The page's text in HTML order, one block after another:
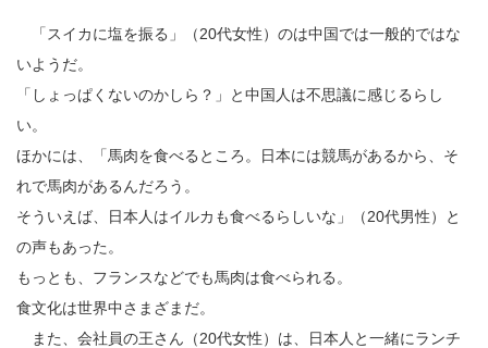
「スイカに塩を振る」（20代女性）のは中国では一般的ではな
いようだ。
「しょっぱくないのかしら？」と中国人は不思議に感じるらし
い。
ほかには、「馬肉を食べるところ。日本には競馬があるから、そ
れで馬肉があるんだろう。
そういえば、日本人はイルカも食べるらしいな」（20代男性）と
の声もあった。
もっとも、フランスなどでも馬肉は食べられる。
食文化は世界中さまざまだ。
また、会社員の王さん（20代女性）は、日本人と一緒にランチ